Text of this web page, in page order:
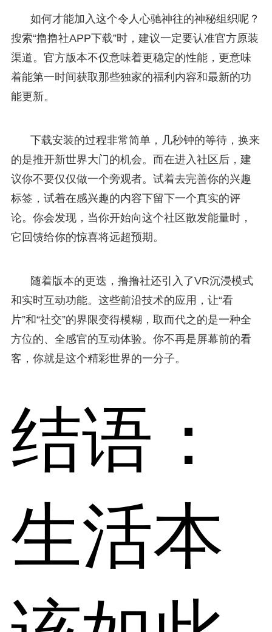
如何才能加入这个令人心驰神往的神秘组织呢？
搜索“撸撸社APP下载”时，建议一定要认准官方原装
渠道。官方版本不仅意味着更稳定的性能，更意味
着能第一时间获取那些独家的福利内容和最新的功
能更新。
下载安装的过程非常简单，几秒钟的等待，换来
的是推开新世界大门的机会。而在进入社区后，建
议你不要仅仅做一个旁观者。试着去完善你的兴趣
标签，试着在感兴趣的内容下留下一个真实的评
论。你会发现，当你开始向这个社区散发能量时，
它回馈给你的惊喜将远超预期。
随着版本的更迭，撸撸社还引入了VR沉浸模式
和实时互动功能。这些前沿技术的应用，让“看
片”和“社交”的界限变得模糊，取而代之的是一种全
方位的、全感官的互动体验。你不再是屏幕前的看
客，你就是这个精彩世界的一分子。
结语：
生活本